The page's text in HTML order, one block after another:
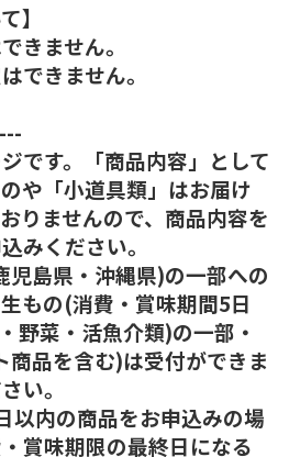
】
きません。
できません。
です。「商品内容」として
や「小道具類」はお届け
りませんので、商品内容を
みください。
島県・沖縄県)の一部への
もの(消費・賞味期間5日
野菜・活魚介類)の一部・
品を含む)は受付ができま
い。
内の商品をお申込みの場
賞味期限の最終日になる